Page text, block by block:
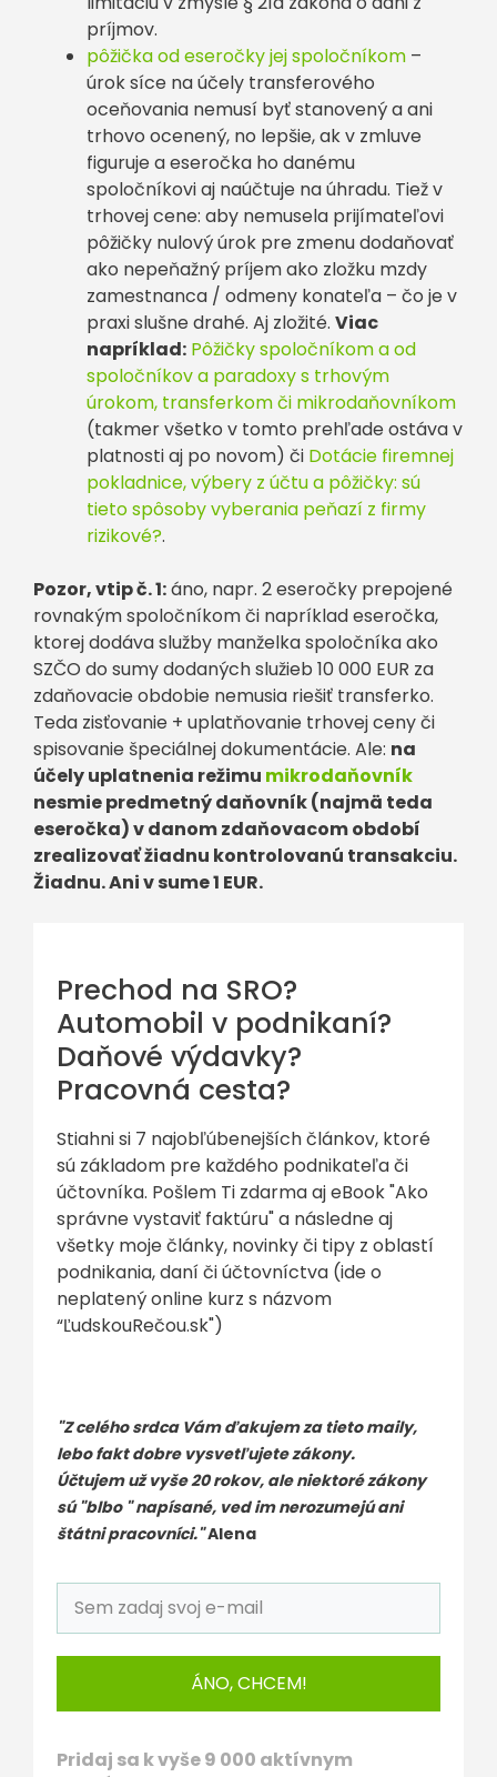
príjmov.
pôžička od eseročky jej spoločníkom –
úrok síce na účely transferového
oceňovania nemusí byť stanovený a ani
trhovo ocenený, no lepšie, ak v zmluve
figuruje a eseročka ho danému
spoločníkovi aj naúčtuje na úhradu. Tiež v
trhovej cene: aby nemusela prijímateľovi
pôžičky nulový úrok pre zmenu dodaňovať
ako nepeňažný príjem ako zložku mzdy
zamestnanca / odmeny konateľa – čo je v
praxi slušne drahé. Aj zložité. Viac
napríklad: Pôžičky spoločníkom a od
spoločníkov a paradoxy s trhovým
úrokom, transferkom či mikrodaňovníkom
(takmer všetko v tomto prehľade ostáva v
platnosti aj po novom) či Dotácie firemnej
pokladnice, výbery z účtu a pôžičky: sú
tieto spôsoby vyberania peňazí z firmy
rizikové?.
Pozor, vtip č. 1:áno, napr. 2 eseročky prepojené
rovnakým spoločníkom či napríklad eseročka,
ktorej dodáva služby manželka spoločníka ako
SZČO do sumy dodaných služieb 10 000 EUR za
zdaňovacie obdobie nemusia riešiť transferko.
Teda zisťovanie + uplatňovanie trhovej ceny či
spisovanie špeciálnej dokumentácie. Ale: na
účely uplatnenia režimu mikrodaňovník
nesmie predmetný daňovník (najmä teda
eseročka) v danom zdaňovacom období
zrealizovať žiadnu kontrolovanú transakciu.
Žiadnu. Ani v sume 1 EUR.
Prechod na SRO?
Automobil v podnikaní?
Daňové výdavky?
Pracovná cesta?
Stiahni si 7 najobľúbenejších článkov, ktoré
sú základom pre každého podnikateľa či
účtovníka. Pošlem Ti zdarma aj eBook "Ako
správne vystaviť faktúru" a následne aj
všetky moje články, novinky či tipy z oblastí
podnikania, daní či účtovníctva (ide o
neplatený online kurz s názvom
“ĽudskouRečou.sk")
"Z celého srdca Vám ďakujem za tieto maily,
lebo fakt dobre vysvetľujete zákony.
Účtujem už vyše 20 rokov, ale niektoré zákony
sú "blbo " napísané, ved im nerozumejú ani
štátni pracovníci."Alena
ÁNO, CHCEM!
Pridaj sa k vyše 9 000 aktívnym